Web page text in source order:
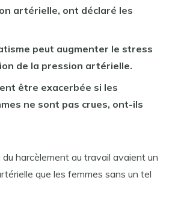
artérielle, ont déclaré les
peut augmenter le stress
de la pression artérielle.
être exacerbée si les
ne sont pas crues, ont-ils
harcèlement au travail avaient un
que les femmes sans un tel